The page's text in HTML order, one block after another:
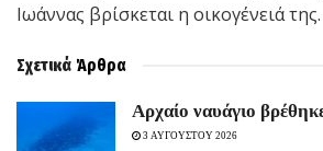
Ιωάννας βρίσκεται η οικογένειά της.
Σχετικά Άρθρα
Aρχαίο ναυάγιο
3 ΑΥΓΟΥΣΤΟΥ 2026